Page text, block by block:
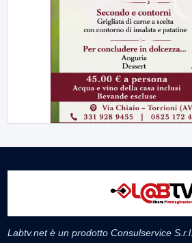
Labtv.net è un prodotto Consulservice S.r.l.